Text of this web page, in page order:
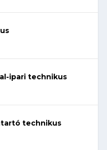
ipari technikus
technikus